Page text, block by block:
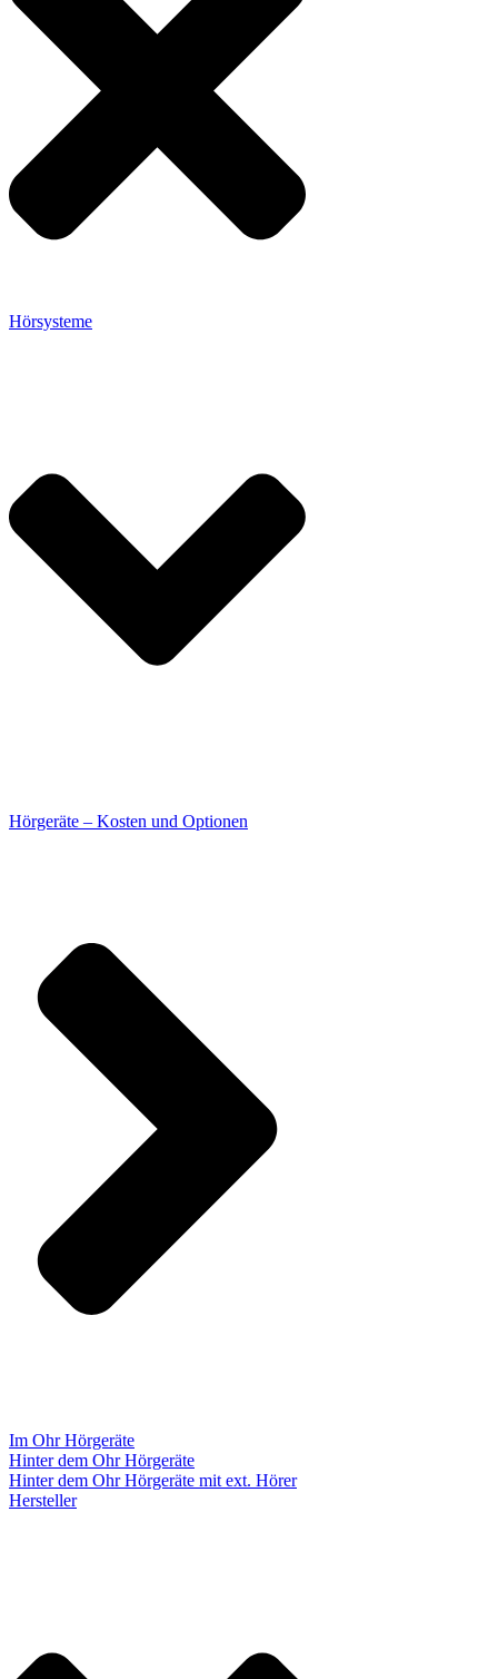
Hörsysteme
Hörgeräte – Kosten und Optionen
Im Ohr Hörgeräte
Hinter dem Ohr Hörgeräte
Hinter dem Ohr Hörgeräte mit ext. Hörer
Hersteller